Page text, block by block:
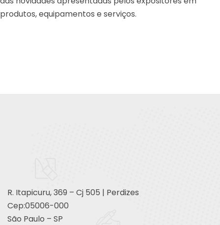
produtos, equipamentos e serviços.
R. Itapicuru, 369 – Cj 505 | Perdizes
Cep:05006-000
São Paulo – SP